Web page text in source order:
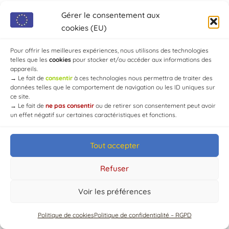
Gérer le consentement aux
cookies (EU)
Pour offrir les meilleures expériences, nous utilisons des technologies
telles que les cookies pour stocker et/ou accéder aux informations des
appareils.
→ Le fait de consentir à ces technologies nous permettra de traiter des
données telles que le comportement de navigation ou les ID uniques sur
ce site.
→ Le fait de ne pas consentir ou de retirer son consentement peut avoir
un effet négatif sur certaines caractéristiques et fonctions.
Tout accepter
Refuser
Voir les préférences
Politique de cookiesPolitique de confidentialité – RGPD
© Mairie de Chaource [2004-2024] | Tous droits réservés.